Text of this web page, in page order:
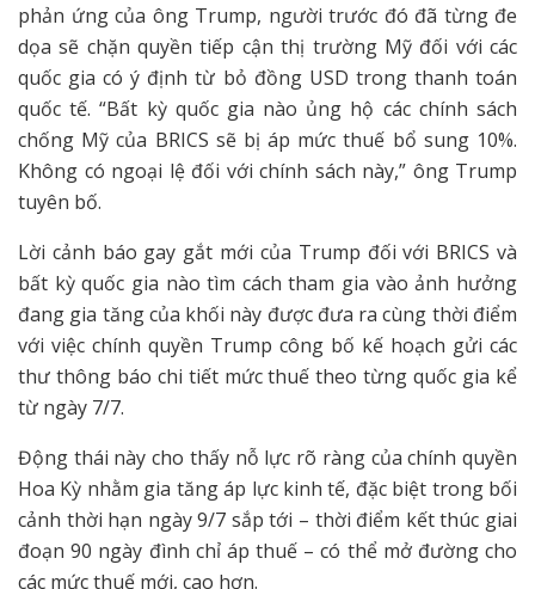
phản ứng của ông Trump, người trước đó đã từng đe
dọa sẽ chặn quyền tiếp cận thị trường Mỹ đối với các
quốc gia có ý định từ bỏ đồng USD trong thanh toán
quốc tế. “Bất kỳ quốc gia nào ủng hộ các chính sách
chống Mỹ của BRICS sẽ bị áp mức thuế bổ sung 10%.
Không có ngoại lệ đối với chính sách này,” ông Trump
tuyên bố.
Lời cảnh báo gay gắt mới của Trump đối với BRICS và
bất kỳ quốc gia nào tìm cách tham gia vào ảnh hưởng
đang gia tăng của khối này được đưa ra cùng thời điểm
với việc chính quyền Trump công bố kế hoạch gửi các
thư thông báo chi tiết mức thuế theo từng quốc gia kể
từ ngày 7/7.
Động thái này cho thấy nỗ lực rõ ràng của chính quyền
Hoa Kỳ nhằm gia tăng áp lực kinh tế, đặc biệt trong bối
cảnh thời hạn ngày 9/7 sắp tới – thời điểm kết thúc giai
đoạn 90 ngày đình chỉ áp thuế – có thể mở đường cho
các mức thuế mới, cao hơn.